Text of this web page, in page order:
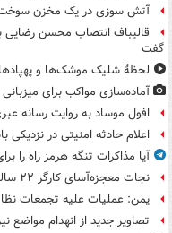
آتش سوزی در یک مخزن سوخت
قالیباف انتصاب محسن رضایی
گفت
لحظۀ شلیک موشک‌ها و
آماده‌سازی مواکب برای میزبانی
افول موساد به روایت رسانه
اعلام حادثه امنیتی در
آیا مذاکرات تنگه هرمز راه را
نجات معجزه‌آسای کارگر ۲۲ ساله از عمق ۱۵ متری چاه در تهران
یمن: عملیات علیه تجمعات
تصاویر جدید از انهدام مواضع